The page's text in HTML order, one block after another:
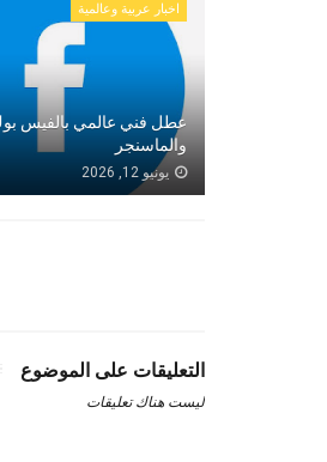
اخبار عربية وعالمية
عطل فني عالمي بالفيس
والماسنجر
يونيو 12, 2026
التعليقات على الموضوع
ليست هناك تعليقات